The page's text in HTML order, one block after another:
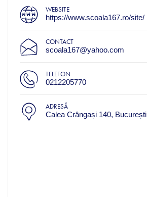
WEBSITE
https://www.scoala167.ro/site/
CONTACT
scoala167@yahoo.com
TELEFON
0212205770
ADRESĂ
Calea Crângași 140, București